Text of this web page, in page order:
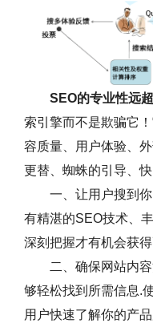
SEO的专业性远
索引擎而不是欺骗它
容质量、用户体验、
更替、蜘蛛的引导、
一、让用户搜到
有精湛的SEO技术、
深刻把握才有机会获
二、确保网站内
够轻松找到所需信息.
用户快速了解你的产品